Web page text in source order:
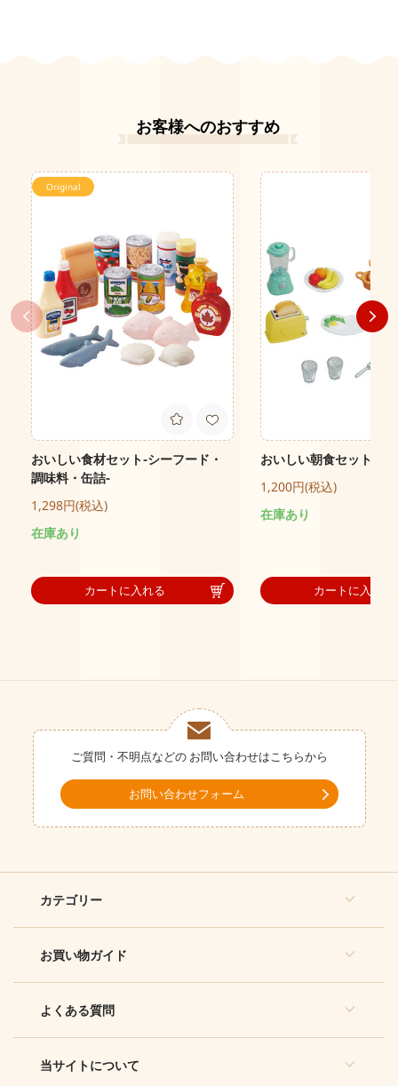
お客様へのおすすめ
Original
おいしい食材セット-シーフード・
調味料・缶詰-
1,298円(税込)
在庫あり
カートに入れる
おいしい朝食セット
1,200円(税込)
在庫あり
カートに入れる
ご質問・不明点などの お問い合わせはこちらから
お問い合わせフォーム
カテゴリー
お買い物ガイド
よくある質問
当サイトについて